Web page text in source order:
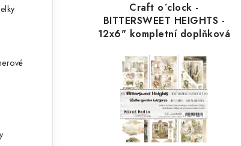
Craft o´clock -
BITTERSWEET HEIGHTS -
12x6" kompletní doplňková